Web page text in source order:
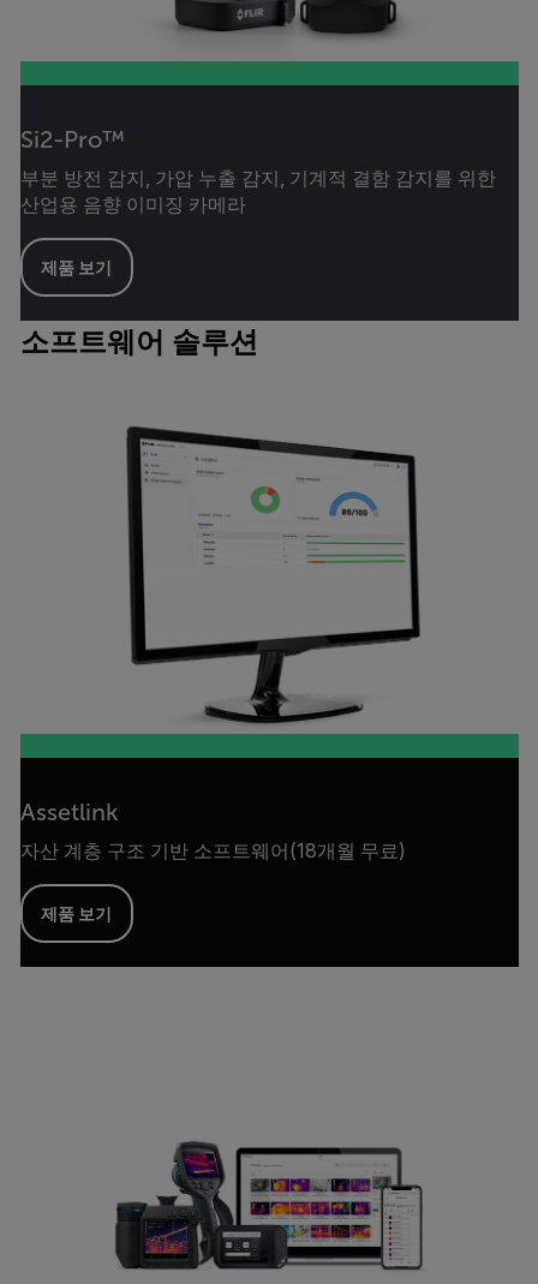
Si2-Pro™
부분 방전 감지, 가압 누출 감지, 기계적 결함 감지를 위한
산업용 음향 이미징 카메라
제품 보기
소프트웨어 솔루션
Assetlink
자산 계층 구조 기반 소프트웨어(18개월 무료)
제품 보기